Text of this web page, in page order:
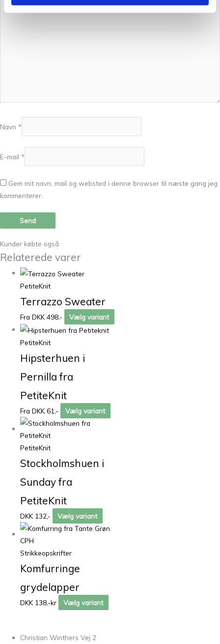
Navn *
E-mail *
Gem mit navn, mail og websted i denne browser til næste gang jeg
kommenterer.
Kunder købte også
Relaterede varer
PetiteKnit
Terrazzo Sweater
Fra DKK 498,- Vælg variant
PetiteKnit
Hipsterhuen i
Pernilla fra
PetiteKnit
Fra DKK 61,- Vælg variant
PetiteKnit
Stockholmshuen i
Sunday fra
PetiteKnit
DKK 132,- Vælg variant
Strikkeopskrifter
Komfurringe
grydelapper
DKK 138,-kr Vælg variant
Christian Winthers Vej 2